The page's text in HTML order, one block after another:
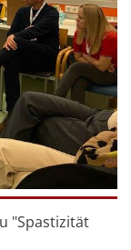
"Spastizität